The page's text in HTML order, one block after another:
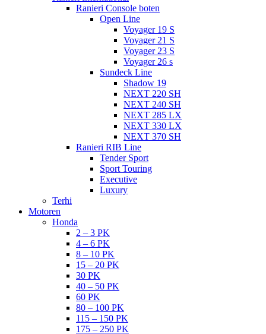
Ranieri Console boten
Open Line
Voyager 19 S
Voyager 21 S
Voyager 23 S
Voyager 26 s
Sundeck Line
Shadow 19
NEXT 220 SH
NEXT 240 SH
NEXT 285 LX
NEXT 330 LX
NEXT 370 SH
Ranieri RIB Line
Tender Sport
Sport Touring
Executive
Luxury
Terhi
Motoren
Honda
2 – 3 PK
4 – 6 PK
8 – 10 PK
15 – 20 PK
30 PK
40 – 50 PK
60 PK
80 – 100 PK
115 – 150 PK
175 – 250 PK